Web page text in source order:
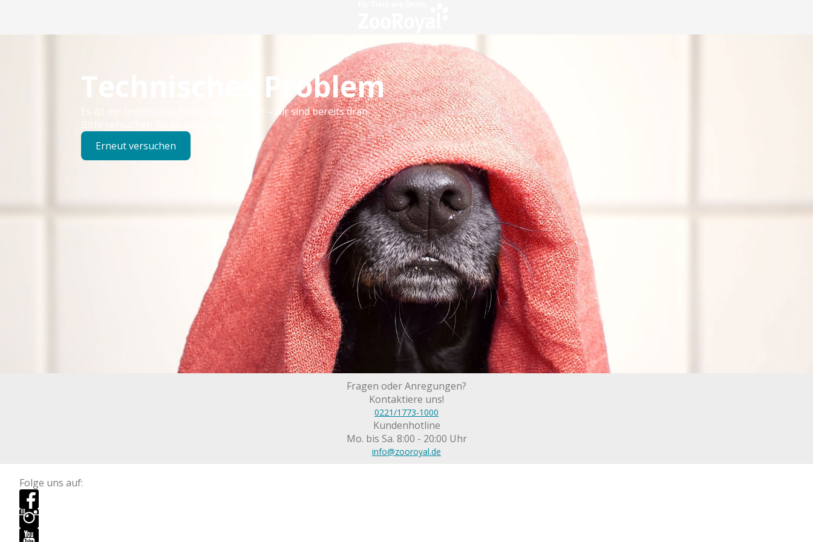
Technisches Problem
Es ist ein technischer Fehler aufgetreten – wir sind bereits dran.
Bitte versuchen Sie es später erneut.
Erneut versuchen
Fragen oder Anregungen?
Kontaktiere uns!
0221/1773-1000
Kundenhotline
Mo. bis Sa. 8:00 - 20:00 Uhr
info@zooroyal.de
Folge uns auf: